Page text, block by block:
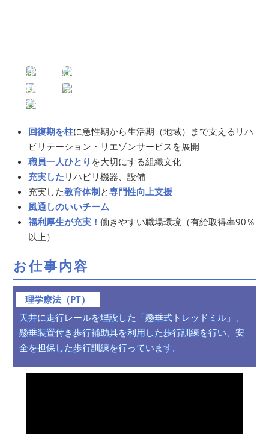
ニング
で磨く共
創型の人
材育成
置は
リハビリ
テーショ
ンの
専門職と
しての
視野と可
能性を広
げる
研究・学
会発表
キャリア
アップを
ガイドす
る
嚥下機能
の回復を
支える最
新の磁気
回復期を柱に急性期から生活期（地域）まで支えるリハ
ビリテーション・リエゾンサービスを展開
職員一人ひとり を大切にする組織文化
充実した リハビリ機器、設備
充実した教育体制と専門性向上支援
風通しのいいチーム
福利厚生が充実！働きやすい職場環境（有給取得率90％
以上）
お仕事内容
理学療法（PT）
天井に走行レールを埋設した「懸垂式トレッドミル」、
懸垂装置付き歩行補助具を利用した歩行訓練を行い、安
全を担保した歩行訓練を行っています。